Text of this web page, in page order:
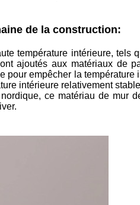
de la construction:
température intérieure,
ajoutés aux matériaux de
empêcher la
intérieure relativement
ce matériau de mur